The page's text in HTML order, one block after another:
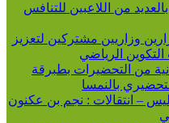
من اللاعبين للتنافس
وزاريين مشتركين لتعزيز
الرياضي
من التحضيرات بطبرقة
بالنمسا
– انتقالات : نجم بن عكنون